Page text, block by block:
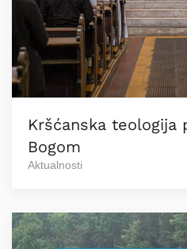
Kršćanska teologija
Bogom
Aktualnosti